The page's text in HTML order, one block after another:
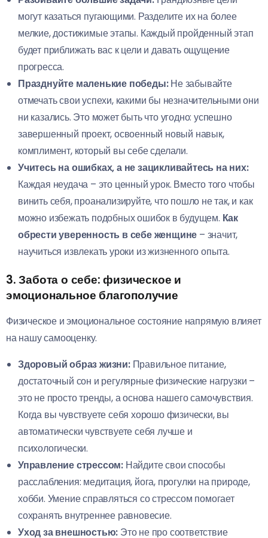
могут казаться пугающими. Разделите их на более
мелкие, достижимые этапы. Каждый пройденный этап
будет приближать вас к цели и давать ощущение
прогресса.
Празднуйте маленькие победы:Не забывайте
отмечать свои успехи, какими бы незначительными они
ни казались. Это может быть что угодно: успешно
завершенный проект, освоенный новый навык,
комплимент, который вы себе сделали.
Учитесь на ошибках, а не зацикливайтесь на них:
Каждая неудача – это ценный урок. Вместо того чтобы
винить себя, проанализируйте, что пошло не так, и как
можно избежать подобных ошибок в будущем. Как
обрести уверенность в себе женщине – значит,
научиться извлекать уроки из жизненного опыта.
3. Забота о себе: физическое и
эмоциональное благополучие
Физическое и эмоциональное состояние напрямую влияет
на нашу самооценку.
Здоровый образ жизни:Правильное питание,
достаточный сон и регулярные физические нагрузки –
это не просто тренды, а основа нашего самочувствия.
Когда вы чувствуете себя хорошо физически, вы
автоматически чувствуете себя лучше и
психологически.
Управление стрессом: Найдите свои способы
расслабления: медитация, йога, прогулки на природе,
хобби. Умение справляться со стрессом помогает
сохранять внутреннее равновесие.
Уход за внешностью: Это не про соответствие